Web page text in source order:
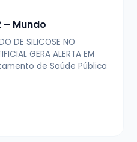
– Mundo
DE SILICOSE NO
GERA ALERTA EM
de Saúde Pública